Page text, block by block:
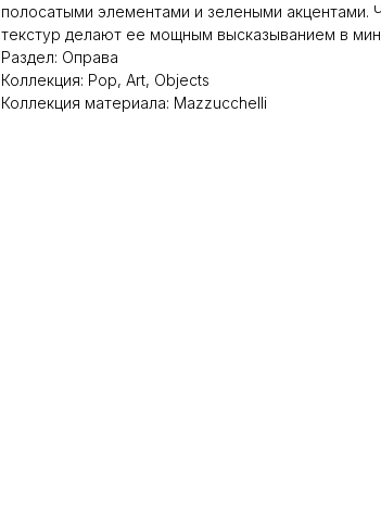
полосатыми элементами и зелеными акцентами.
текстур делают ее мощным высказыванием в
Раздел: Оправа
Коллекция: Pop, Art, Objects
Коллекция материала: Mazzucchelli